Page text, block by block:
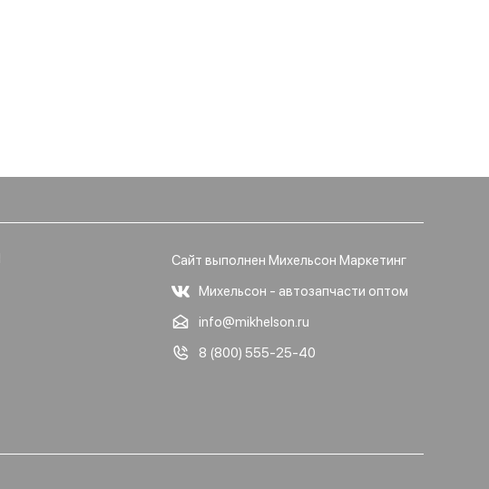
Сайт выполнен Михельсон Маркетинг
Михельсон - автозапчасти оптом
info@mikhelson.ru
8 (800) 555-25-40